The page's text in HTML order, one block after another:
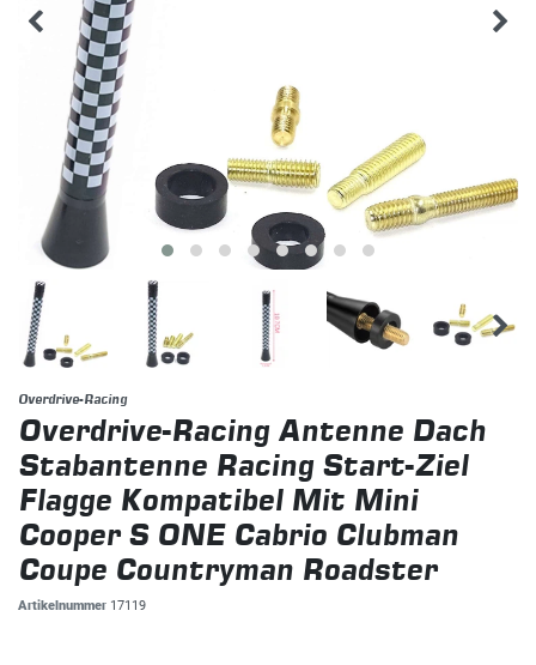
Overdrive-Racing
Overdrive-Racing Antenne Dach
Stabantenne Racing Start-Ziel
Flagge Kompatibel Mit Mini
Cooper S ONE Cabrio Clubman
Coupe Countryman Roadster
Artikelnummer 17119